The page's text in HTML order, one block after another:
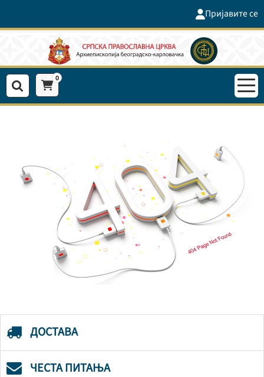
Пријавите се
0
ДОСТАВА
ЧЕСТА ПИТАЊА